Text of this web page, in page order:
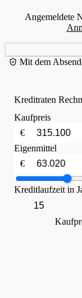
Angemeldete
Mit dem
Kreditraten
Kaufpreis
€
Eigenmittel
€
Kreditlaufzeit in
15